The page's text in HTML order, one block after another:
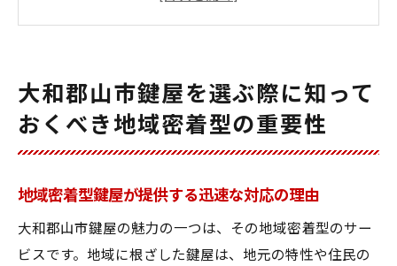
大和郡山市で信頼される鍵屋の条件
地域特性に応じた鍵のトラブル対策
地元密着の強みを活かしたサービスとは
安心の鍵屋選びは大和郡山市鍵屋の口コミチェ
口コミが語る大和郡山市鍵屋の実像
大和郡山市鍵屋を選ぶ際に知って
おくべき地域密着型の重要性
地域密着型鍵屋が提供する迅速な対応の理由
大和郡山市鍵屋の魅力の一つは、その地域密着型のサー
ビスです。地域に根ざした鍵屋は、地元の特性や住民の